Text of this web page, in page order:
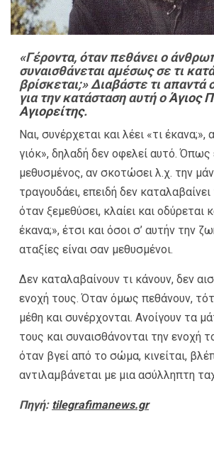
«Γέροντα, όταν πεθάνει ο
συναισθάνεται αμέσως σε τι
βρίσκεται;» Διαβάστε τι απαντά
για την κατάσταση αυτή οΆγιος
Αγιορείτης.
Ναι, συνέρχεται και λέει «τι έκανα;»,
γιόκ», δηλαδή δεν οφελεί αυτό. Όπως
μεθυσμένος, αν σκοτώσει λ.χ. την
τραγουδάει, επειδή δεν καταλαβαίνει
όταν ξεμεθύσει, κλαίει και οδύρεται
έκανα;», έτσι και όσοι σ’ αυτήν την
αταξίες είναι σαν μεθυσμένοι.
Δεν καταλαβαίνουν τι κάνουν, δεν
ενοχή τους. Όταν όμως πεθάνουν,
μέθη και συνέρχονται. Ανοίγουν τα
τους και συναισθάνονται την ενοχή
όταν βγεί από το σώμα, κινείται,
αντιλαμβάνεται με μια ασύλληπτη
Πηγή: tilegrafimanews.gr